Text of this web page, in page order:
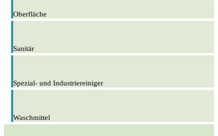
Oberfläche
Sanitär
Spezial- und Industriereiniger
Waschmittel